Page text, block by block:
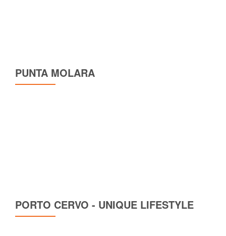
PUNTA MOLARA
PORTO CERVO - UNIQUE LIFESTYLE